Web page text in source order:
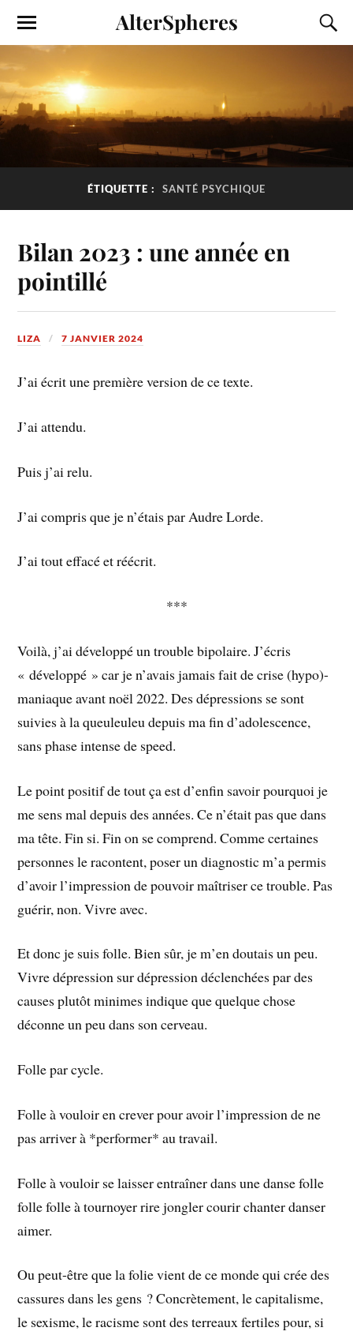
AlterSpheres
ÉTIQUETTE : SANTÉ PSYCHIQUE
Bilan 2023 : une année en
pointillé
LIZA 7 JANVIER 2024
J’ai écrit une première version de ce texte.
J’ai attendu.
Puis j’ai relu.
J’ai compris que je n’étais par Audre Lorde.
J’ai tout effacé et réécrit.
***
Voilà, j’ai développé un trouble bipolaire. J’écris
« développé » car je n’avais jamais fait de crise (hypo)-
maniaque avant noël 2022. Des dépressions se sont
suivies à la queuleuleu depuis ma fin d’adolescence,
sans phase intense de speed.
Le point positif de tout ça est d’enfin savoir pourquoi je
me sens mal depuis des années. Ce n’était pas que dans
ma tête. Fin si. Fin on se comprend. Comme certaines
personnes le racontent, poser un diagnostic m’a permis
d’avoir l’impression de pouvoir maîtriser ce trouble. Pas
guérir, non. Vivre avec.
Et donc je suis folle. Bien sûr, je m’en doutais un peu.
Vivre dépression sur dépression déclenchées par des
causes plutôt minimes indique que quelque chose
déconne un peu dans son cerveau.
Folle par cycle.
Folle à vouloir en crever pour avoir l’impression de ne
pas arriver à *performer* au travail.
Folle à vouloir se laisser entraîner dans une danse folle
folle folle à tournoyer rire jongler courir chanter danser
aimer.
Ou peut-être que la folie vient de ce monde qui crée des
cassures dans les gens ? Concrètement, le capitalisme,
le sexisme, le racisme sont des terreaux fertiles pour, si